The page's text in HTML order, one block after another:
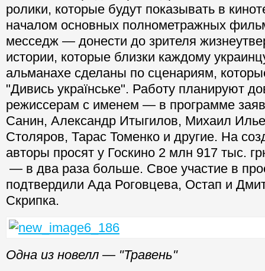
ролики, которые будут показывать в
началом основных полнометражных
месседж — донести до зрителя
истории, которые близки каждому
альманахе сделаны по сценариям,
"Дивись українське". Работу планируют
режиссерам с именем — в программе
Санин, Александр Итыгилов, Михаил
Столяров, Тарас Томенко и другие. На
авторы просят у Госкино 2 млн 917 тыс.
— в два раза больше. Свое участие в
подтвердили Ада Роговцева, Остап и
Скрипка.
Одна из новелл — "Травень"